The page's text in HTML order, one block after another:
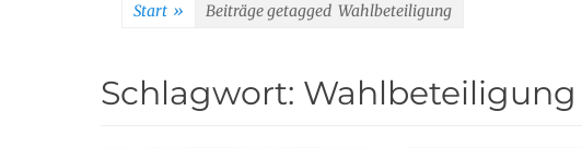
Start » Beiträge getagged Wahlbeteiligung
Schlagwort: Wahlbeteiligung